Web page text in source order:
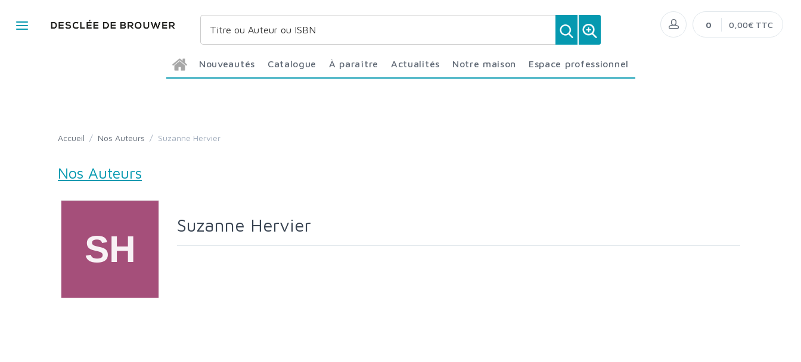
Nouveautés Catalogue À paraître Actualités Notre maison Espace professionnel
0 0,00€ TTC
Accueil / Nos Auteurs / Suzanne Hervier
Nos Auteurs
Suzanne Hervier